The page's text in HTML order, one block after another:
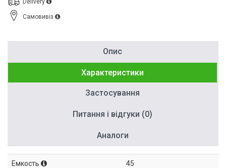
Delivery
Cамовивіз
Опис
Характеристики
Застосування
Питання і відгуки (0)
Аналоги
Емкость 45